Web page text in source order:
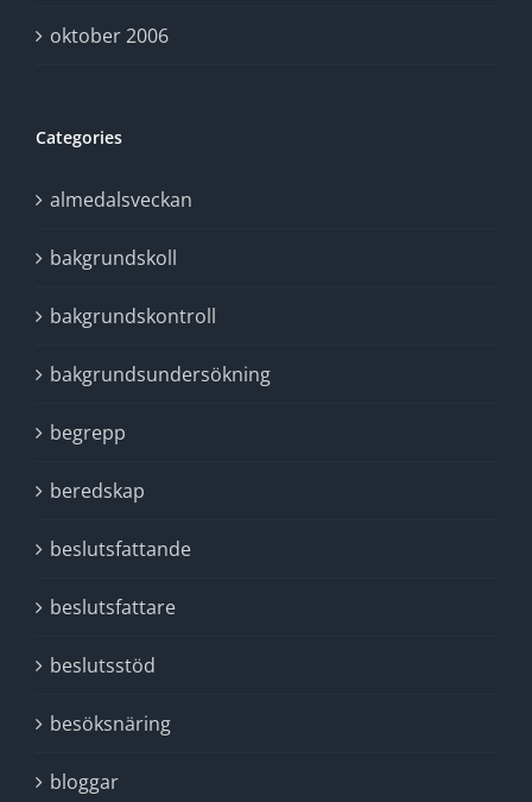
oktober 2006
Categories
almedalsveckan
bakgrundskoll
bakgrundskontroll
bakgrundsundersökning
begrepp
beredskap
beslutsfattande
beslutsfattare
beslutsstöd
besöksnäring
bloggar